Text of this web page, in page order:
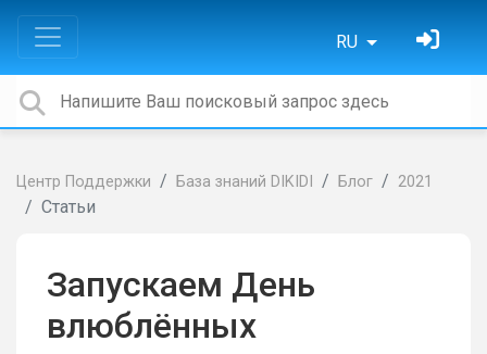
RU
Центр Поддержки База знаний DIKIDI Блог 2021
Статьи
Запускаем День
влюблённых